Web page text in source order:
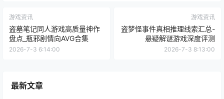
游戏资讯
盗墓笔记同人游戏高质量神作
盘点_瓶邪剧情向AVG合集
2026-7-3 6:14:00
游戏资讯
盗梦怪事件真相推理线索汇总-
悬疑解谜游戏深度评测
2026-7-3 8:13:00
最新文章